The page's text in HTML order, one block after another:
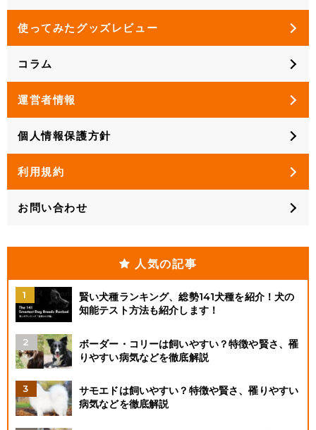
使ってみたグッズレビュー
コラム
運営者情報
個人情報保護方針
利用規約
お問い合わせ
人気の記事
賢い犬種ランキング、総勢141犬種を紹介！犬の
知能テスト方法も紹介します！
ボーダー・コリーは飼いやすい？特徴や賢さ、罹
りやすい病気などを徹底解説
サモエドは飼いやすい？特徴や賢さ、罹りやすい
病気などを徹底解説